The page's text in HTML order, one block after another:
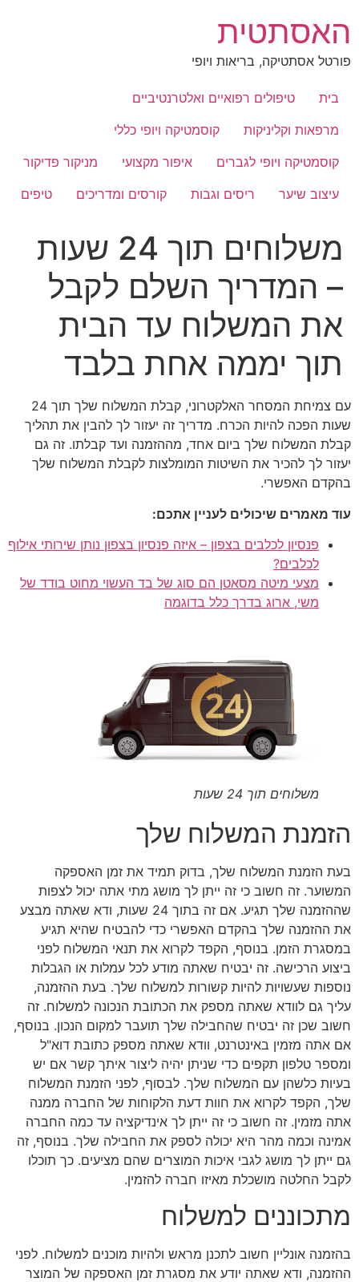
לתוכן
האסתטית
פורטל אסתטיקה, בריאות ויופי
בית
טיפולים רפואיים ואלטרנטיביים
מרפאות וקליניקות
קוסמטיקה ויופי כללי
קוסמטיקה ויופי לגברים
איפור מקצועי
מניקור פדיקור
עיצוב שיער
ריסים וגבות קורסים ומדריכים טיפים
משלוחים תוך 24 שעות
– המדריך השלם לקבל
את המשלוח עד הבית
תוך יממה אחת בלבד
עם צמיחת המסחר האלקטרוני, קבלת המשלוח שלך תוך 24
שעות הפכה להיות הכרח. מדריך זה יעזור לך להבין את תהליך
קבלת המשלוח שלך ביום אחד, מההזמנה ועד קבלתו. זה גם
יעזור לך להכיר את השיטות המומלצות לקבלת המשלוח שלך
בהקדם האפשרי.
עוד מאמרים שיכולים לעניין אתכם:
פנסיון לכלבים בצפון – איזה פנסיון בצפון נותן שירותי אילוף
לכלבים?
מצעי מיטה מסאטן הם סוג של בד העשוי מחוט בודד של
משי, ארוג בדרך כלל בדוגמה
משלוחים תוך 24 שעות
הזמנת המשלוח שלך
בעת הזמנת המשלוח שלך, בדוק תמיד את זמן האספקה
המשוער. זה חשוב כי זה ייתן לך מושג מתי אתה יכול לצפות
שההזמנה שלך תגיע. אם זה בתוך 24 שעות, ודא שאתה מבצע
את ההזמנה שלך בהקדם האפשרי כדי להבטיח שהיא תגיע
במסגרת הזמן. בנוסף, הקפד לקרוא את תנאי המשלוח לפני
ביצוע הרכישה. זה יבטיח שאתה מודע לכל עמלות או הגבלות
נוספות שעשויות להיות קשורות למשלוח שלך. בעת ההזמנה,
עליך גם לוודא שאתה מספק את הכתובת הנכונה למשלוח. זה
חשוב שכן זה יבטיח שהחבילה שלך תועבר למקום הנכון. בנוסף,
אם אתה מזמין באינטרנט, וודא שאתה מספק כתובת דוא"ל
ומספר טלפון תקפים כדי שניתן יהיה ליצור איתך קשר אם יש
בעיות כלשהן עם המשלוח שלך. לבסוף, לפני הזמנת המשלוח
שלך, הקפד לקרוא את חוות דעת הלקוחות של החברה ממנה
אתה מזמין. זה חשוב כי זה ייתן לך אינדיקציה עד כמה החברה
אמינה וכמה מהר היא יכולה לספק את החבילה שלך. בנוסף, זה
גם ייתן לך מושג לגבי איכות המוצרים שהם מציעים. כך תוכלו
לקבל החלטה מושכלת מאיזו חברה להזמין.
מתכוננים למשלוח
בהזמנה אונליין חשוב לתכנן מראש ולהיות מוכנים למשלוח. לפני
ההזמנה, ודא שאתה יודע את מסגרת זמן האספקה של המוצר